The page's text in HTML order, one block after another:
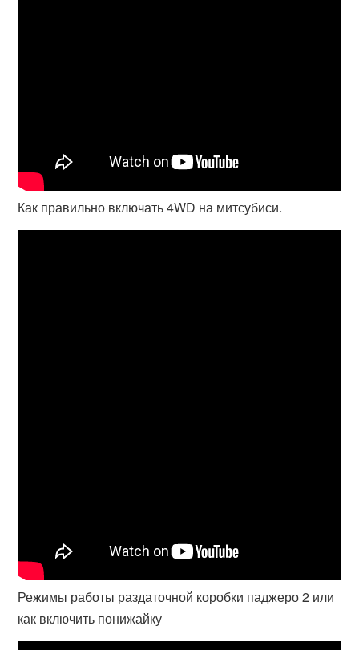
Как правильно включать 4WD на митсубиси.
Режимы работы раздаточной коробки паджеро 2 или
как включить понижайку